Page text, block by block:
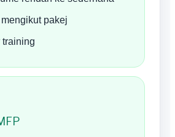
pakej
training